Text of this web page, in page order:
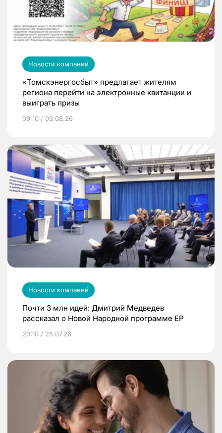
Новости компаний
«Томскэнергосбыт» предлагает жителям
региона перейти на электронные квитанции и
выиграть призы
09:10 / 03.08.26
Новости компаний
Почти 3 млн идей: Дмитрий Медведев
рассказал о Новой Народной программе ЕР
20:10 / 25.07.26